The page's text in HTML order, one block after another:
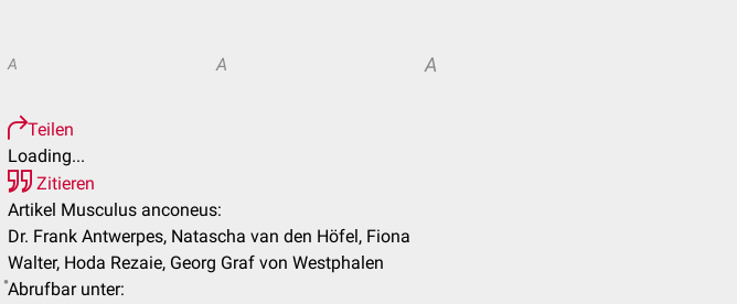
A A A
Teilen
Loading...
Zitieren
Artikel Musculus anconeus:
Dr. Frank Antwerpes, Natascha van den Höfel, Fiona
Walter, Hoda Rezaie, Georg Graf von Westphalen
Abrufbar unter: